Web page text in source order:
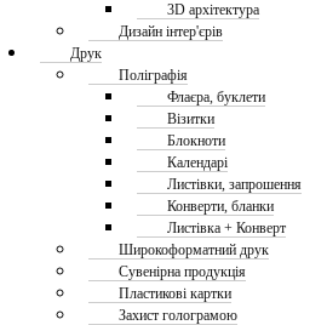
3D архітектура
Дизайн інтер'єрів
Друк
Поліграфія
Флаєра, буклети
Візитки
Блокноти
Календарі
Листівки, запрошення
Конверти, бланки
Листівка + Конверт
Широкоформатний друк
Сувенірна продукція
Пластикові картки
Захист голограмою